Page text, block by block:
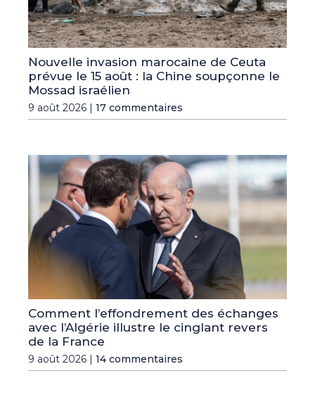
Nouvelle invasion marocaine de Ceuta
prévue le 15 août : la Chine soupçonne le
Mossad israélien
9 août 2026 | 17 commentaires
Comment l’effondrement des échanges
avec l’Algérie illustre le cinglant revers
de la France
9 août 2026 | 14 commentaires